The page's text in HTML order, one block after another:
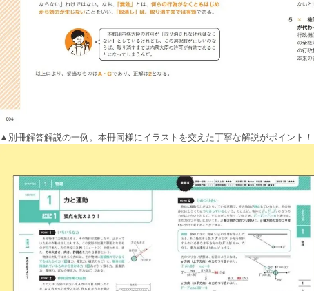
▲別冊解答解説の一例。本冊同様にイラストを交えた丁寧な解説がポイント！